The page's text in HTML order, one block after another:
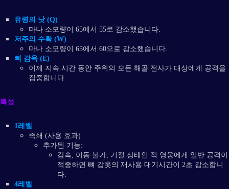
유령의 낫 (Q)
마나 소모량이 65에서 55로 감소했습니다.
저주의 수확 (W)
마나 소모량이 65에서 60으로 감소했습니다.
뼈 감옥 (E)
이제 지속 시간 동안 주위의 모든 해골 전사가 대상에게 공격을
집중합니다.
특성
1레벨
족쇄 (사용 효과)
추가된 기능:
감속, 이동 불가, 기절 상태인 적 영웅에게 일반 공격이
적중하면 뼈 갑옷의 재사용 대기시간이 2초 감소합니
다.
4레벨